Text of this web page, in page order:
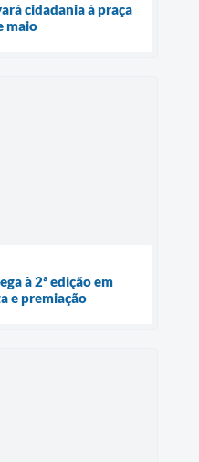
cidadania à praça
maio
à 2ª edição em
e premiação